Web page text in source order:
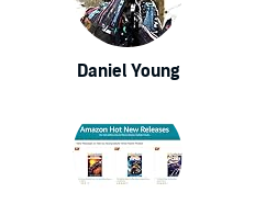
Daniel Young